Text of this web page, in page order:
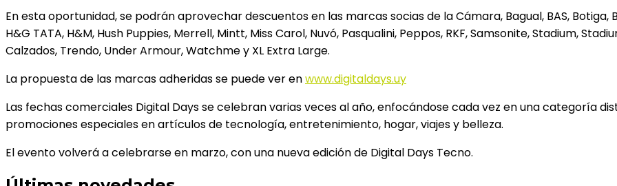
En esta oportunidad, se podrán aprovechar descuentos en las marcas socias de la Cámara, Bagual, BAS,
H&G TATA, H&M, Hush Puppies, Merrell, Mintt, Miss Carol, Nuvó, Pasqualini, Peppos, RKF, Samsonite, Stadium,
Calzados, Trendo, Under Armour, Watchme y XL Extra Large.
La propuesta de las marcas adheridas se puede ver enwww.digitaldays.uy
Las fechas comerciales Digital Days se celebran varias veces al año, enfocándose cada vez en una categoría
promociones especiales en artículos de tecnología, entretenimiento, hogar, viajes y belleza.
El evento volverá a celebrarse en marzo, con una nueva edición de Digital Days Tecno.